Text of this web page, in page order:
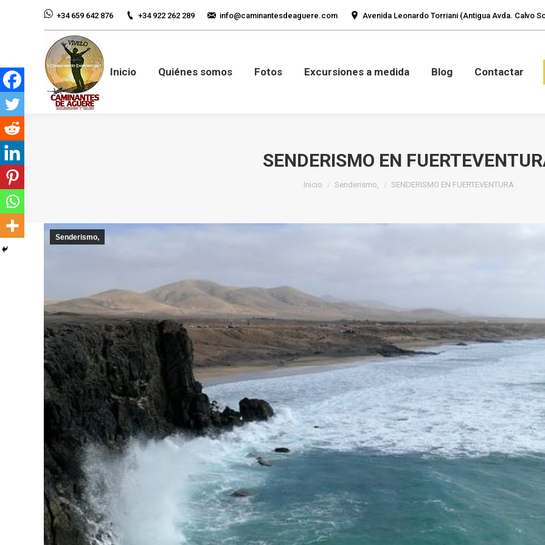
+34 659 642 876 +34 922 262 289 info@caminantesdeaguere.com Avenida Leonardo Torriani (Antigua Avda. Calvo
Inicio Quiénes somos Fotos Excursiones a medida Blog Contactar
SENDERISMO EN
Estás aquí:
Inicio Senderismo, SENDERISMO EN FUERTEVENTURA
Senderismo,